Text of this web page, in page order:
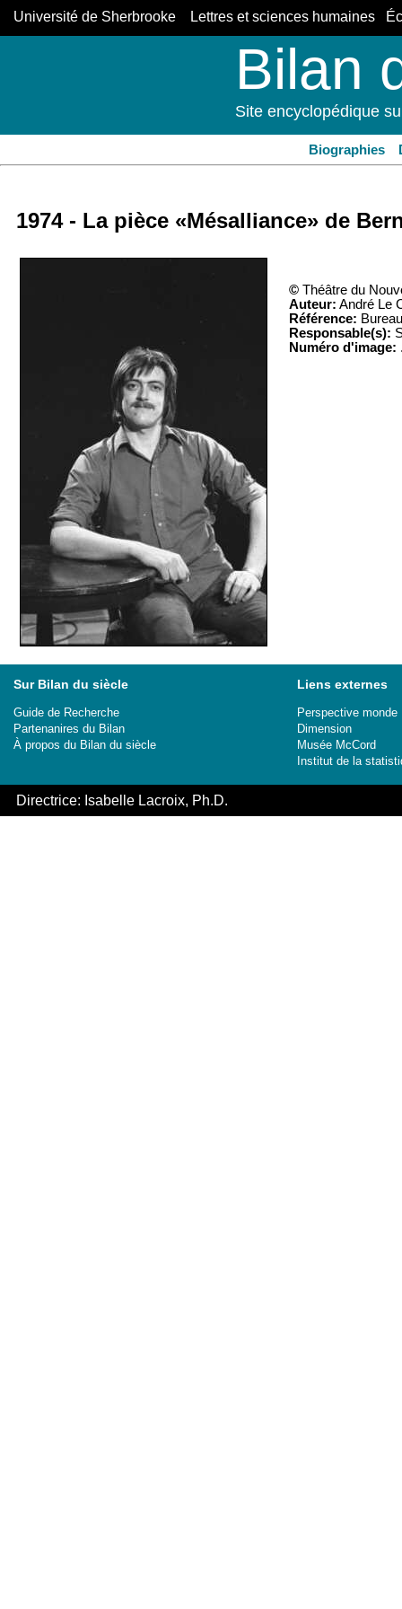
Université de Sherbrooke Lettres et sciences humaines
Bilan
Site encyclopédique
Biographies
1974 - La pièce «Mésalliance» de
© Théâtre du
Auteur: André Le
Référence:
Responsable(s):
Numéro d'image:
Sur Bilan du siècle
Guide de Recherche
Partenanires du Bilan
À propos du Bilan du siècle
Liens externes
Perspective monde
Dimension
Musée McCord
Institut de la
Directrice: Isabelle Lacroix, Ph.D.